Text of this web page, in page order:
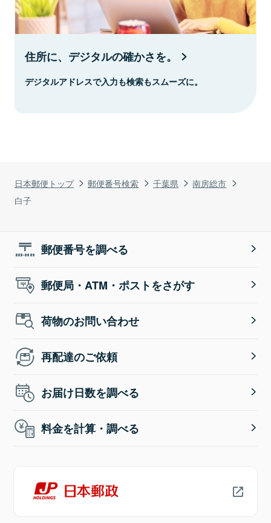
日本郵便トップ 郵便番号検索 千葉県
南房総市
白子
住所に、デジタルの確かさを。
デジタルアドレスで入力も検索もスムーズに。
郵便番号を調べる
郵便局・ATM・ポストをさがす
荷物のお問い合わせ
再配達のご依頼
お届け日数を調べる
料金を計算・調べる